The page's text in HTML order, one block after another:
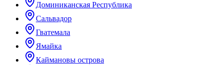
Доминиканская Республика
Сальвадор
Гватемала
Ямайка
Каймановы острова